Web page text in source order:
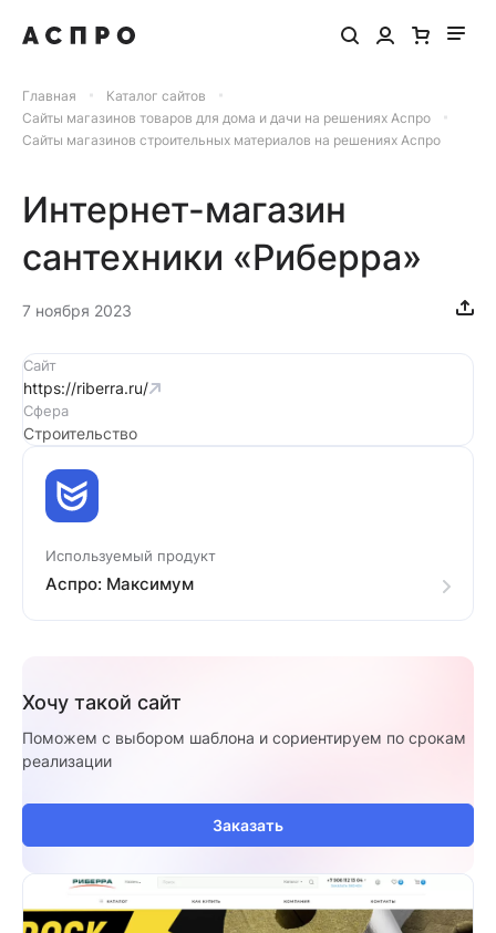
Главная
Каталог сайтов
Сайты магазинов товаров для дома и дачи на решениях Аспро
Сайты магазинов строительных материалов на решениях Аспро
Интернет-магазин
сантехники «Риберра»
7 ноября 2023
Сайт
https://riberra.ru/
Сфера
Строительство
Используемый продукт
Аспро: Максимум
Хочу такой сайт
Поможем с выбором шаблона и сориентируем по срокам
реализации
Заказать